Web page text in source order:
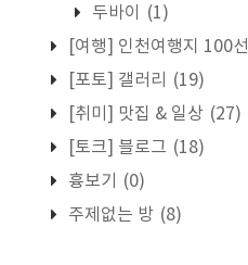
두바이
(1)
[여행] 인천여행지 100선
[포토] 갤러리
(19)
[취미] 맛집 & 일상 (27)
[토크] 블로그 (18)
흉보기
(0)
주제없는 방 (8)